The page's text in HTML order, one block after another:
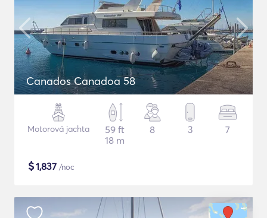
Canados Canadoa 58
Motorová jachta
59 ft
18 m
8 3 7
$1,837 /noc